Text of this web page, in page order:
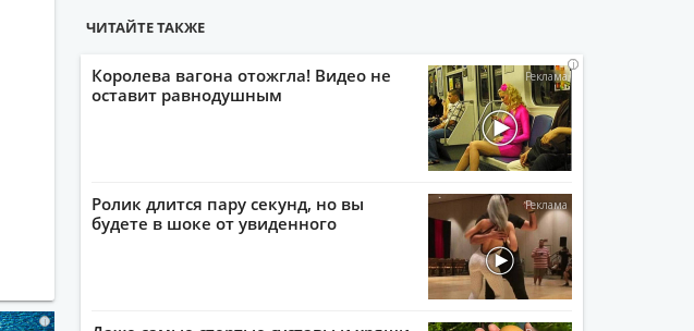
i
ЧИТАЙТЕ ТАКЖЕ
i
Королева вагона отожгла! Видео не
оставит равнодушным
i
Ролик длится пару секунд, но вы
будете в шоке от увиденного
ii